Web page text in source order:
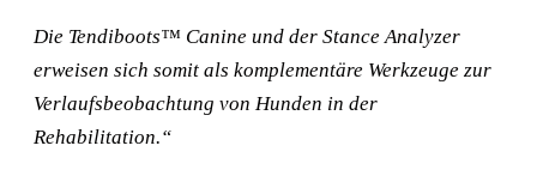
Die Tendiboots™ Canine und der Stance Analyzer
erweisen sich somit als komplementäre Werkzeuge zur
Verlaufsbeobachtung von Hunden in der
Rehabilitation.“